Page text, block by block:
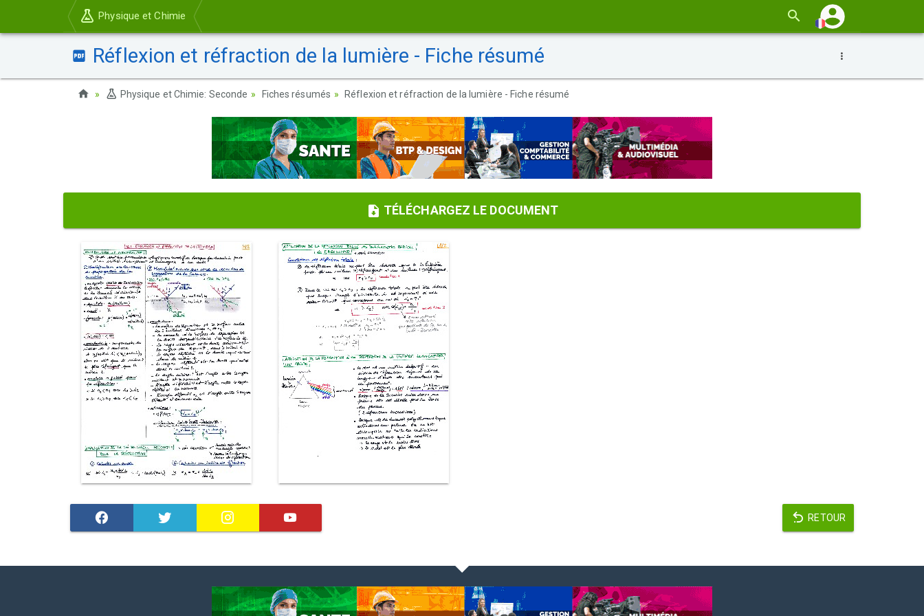
Physique et Chimie
Réflexion et réfraction de la lumière - Fiche résumé
Physique et Chimie: Seconde Fiches résumés Réflexion et réfraction de la lumière - Fiche résumé
TÉLÉCHARGEZ LE DOCUMENT
RETOUR